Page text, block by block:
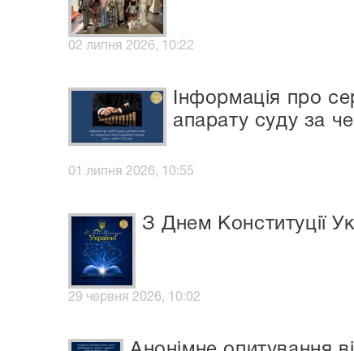
02 липня 2026, 10:22
Інформація про
апарату суду за
01 липня 2026, 10:55
З Днем Конституції
29 червня 2026, 10:02